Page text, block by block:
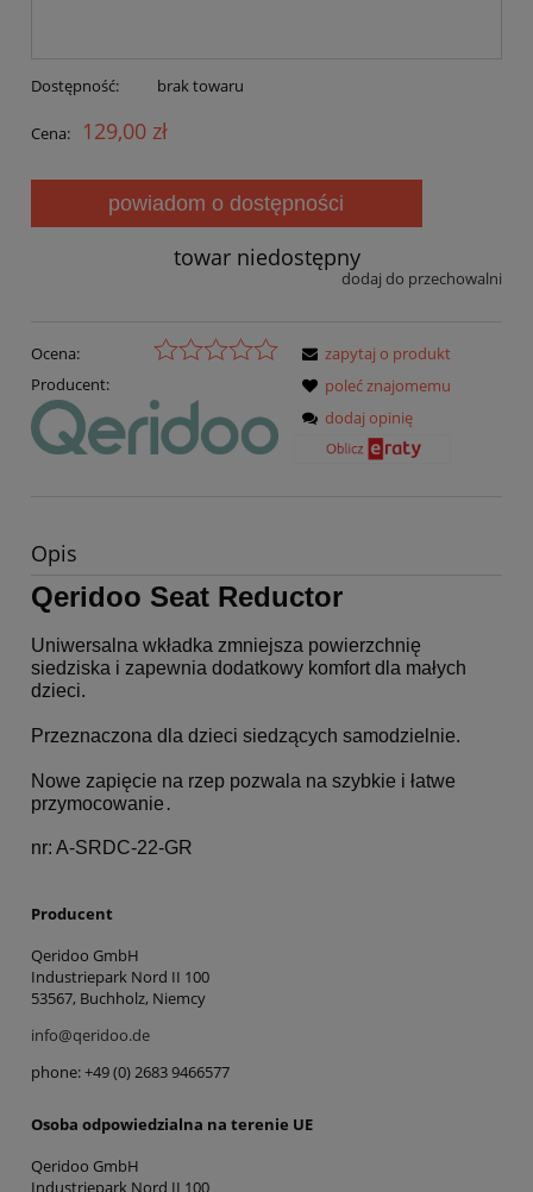
Dostępność: brak towaru
Cena: 129,00 zł
powiadom o dostępności
towar niedostępny
dodaj do przechowalni
Ocena:
Producent:
zapytaj o produkt
poleć znajomemu
dodaj opinię
Opis
Qeridoo Seat Reductor
Uniwersalna wkładka zmniejsza powierzchnię
siedziska i zapewnia dodatkowy komfort dla małych
dzieci.
Przeznaczona dla dzieci siedzących samodzielnie.
Nowe zapięcie na rzep pozwala na szybkie i łatwe
przymocowanie .
nr: A-SRDC-22-GR
Producent
Qeridoo GmbH
Industriepark Nord II 100
53567, Buchholz, Niemcy
info@qeridoo.de
phone: +49 (0) 2683 9466577
Osoba odpowiedzialna na terenie UE
Qeridoo GmbH
Industriepark Nord II 100